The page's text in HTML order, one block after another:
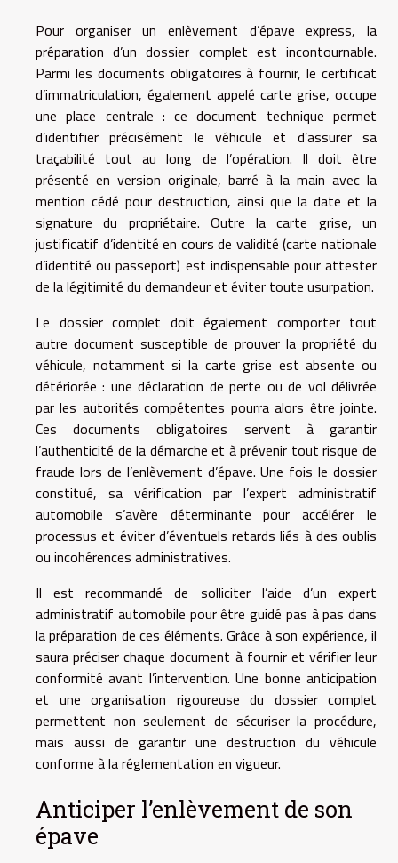
Pour organiser un enlèvement d’épave express, la
préparation d’un dossier complet est incontournable.
Parmi les documents obligatoires à fournir, le certificat
d’immatriculation, également appelé carte grise, occupe
une place centrale : ce document technique permet
d’identifier précisément le véhicule et d’assurer sa
traçabilité tout au long de l’opération. Il doit être
présenté en version originale, barré à la main avec la
mention cédé pour destruction, ainsi que la date et la
signature du propriétaire. Outre la carte grise, un
justificatif d’identité en cours de validité (carte nationale
d’identité ou passeport) est indispensable pour attester
de la légitimité du demandeur et éviter toute usurpation.
Le dossier complet doit également comporter tout
autre document susceptible de prouver la propriété du
véhicule, notamment si la carte grise est absente ou
détériorée : une déclaration de perte ou de vol délivrée
par les autorités compétentes pourra alors être jointe.
Ces documents obligatoires servent à garantir
l’authenticité de la démarche et à prévenir tout risque de
fraude lors de l’enlèvement d’épave. Une fois le dossier
constitué, sa vérification par l’expert administratif
automobile s’avère déterminante pour accélérer le
processus et éviter d’éventuels retards liés à des oublis
ou incohérences administratives.
Il est recommandé de solliciter l’aide d’un expert
administratif automobile pour être guidé pas à pas dans
la préparation de ces éléments. Grâce à son expérience, il
saura préciser chaque document à fournir et vérifier leur
conformité avant l’intervention. Une bonne anticipation
et une organisation rigoureuse du dossier complet
permettent non seulement de sécuriser la procédure,
mais aussi de garantir une destruction du véhicule
conforme à la réglementation en vigueur.
Anticiper l’enlèvement de son
épave